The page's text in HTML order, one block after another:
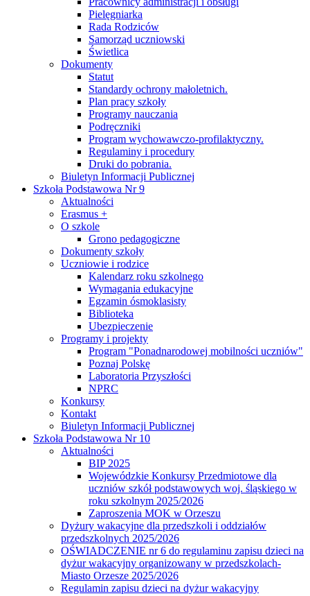
Pielęgniarka
Rada Rodziców
Samorząd uczniowski
Świetlica
Dokumenty
Statut
Standardy ochrony małoletnich.
Plan pracy szkoły
Programy nauczania
Podręczniki
Program wychowawczo-profilaktyczny.
Regulaminy i procedury
Druki do pobrania.
Biuletyn Informacji Publicznej
Szkoła Podstawowa Nr 9
Aktualności
Erasmus +
O szkole
Grono pedagogiczne
Dokumenty szkoły
Uczniowie i rodzice
Kalendarz roku szkolnego
Wymagania edukacyjne
Egzamin ósmoklasisty
Biblioteka
Ubezpieczenie
Programy i projekty
Program "Ponadnarodowej mobilności uczniów"
Poznaj Polskę
Laboratoria Przyszłości
NPRC
Konkursy
Kontakt
Biuletyn Informacji Publicznej
Szkoła Podstawowa Nr 10
Aktualności
BIP 2025
Wojewódzkie Konkursy Przedmiotowe dla
uczniów szkół podstawowych woj. śląskiego w
roku szkolnym 2025/2026
Zaproszenia MOK w Orzeszu
Dyżury wakacyjne dla przedszkoli i oddziałów
przedszkolnych 2025/2026
OŚWIADCZENIE nr 6 do regulaminu zapisu dzieci na
dyżur wakacyjny organizowany w przedszkolach-
Miasto Orzesze 2025/2026
Regulamin zapisu dzieci na dyżur wakacyjny